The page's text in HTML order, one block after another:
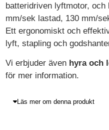
batteridriven lyftmotor,
mm/sek lastad, 130 mm/
Ett ergonomiskt och
lyft, stapling och
Vi erbjuder även hyra och
för mer information.
Läs mer om denna produkt